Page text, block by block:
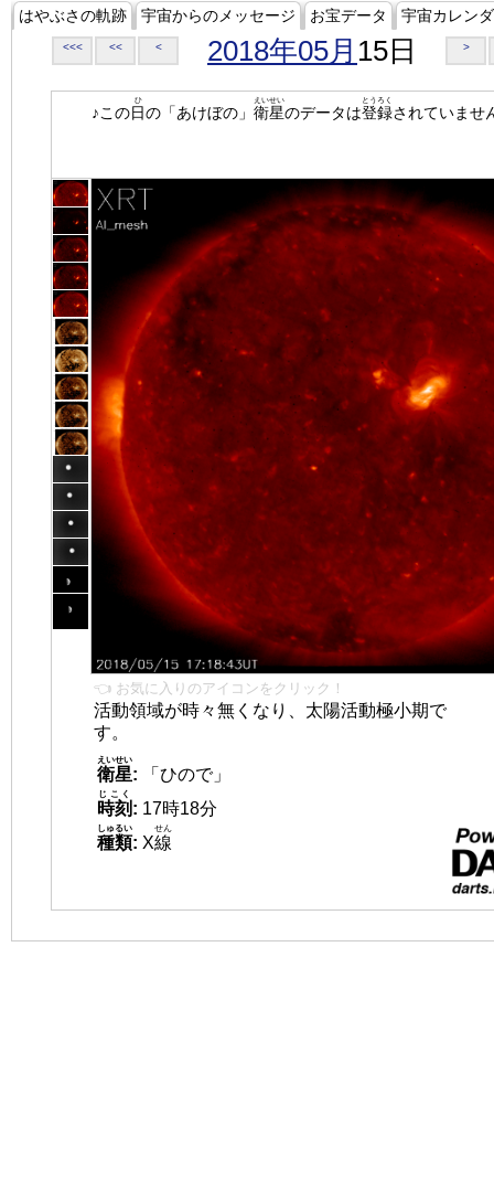
はやぶさの軌跡 宇宙からのメッセージ お宝データ 宇宙カレン
<<< << < 2018年05月 15日 >
♪この日
ひ
の「あけぼの」 衛星
えいせい
のデータは登録
とうろく
されていませ
👈 お気に入りのアイコンをクリック！
活動領域が時々無くなり、太陽活動極小期で
す。
衛星
えいせい
:
「ひので」
時刻
じこく
: 17時18分
種類
しゅるい
: X線
せん